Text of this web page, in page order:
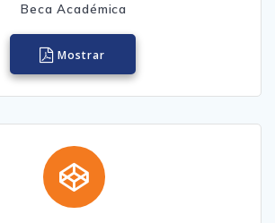
Beca Académica
Mostrar